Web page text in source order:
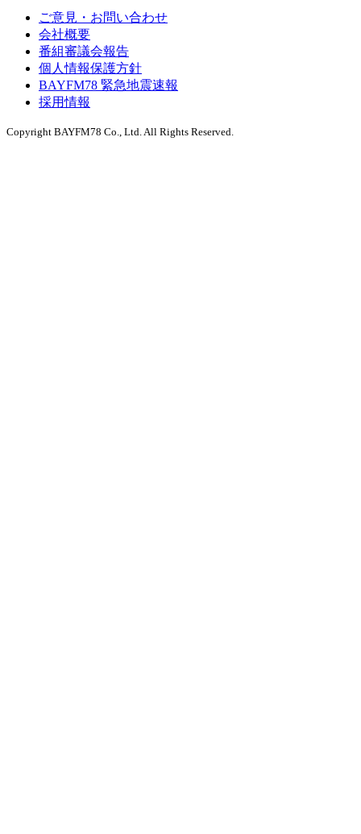
ご意見・お問い合わせ
会社概要
番組審議会報告
個人情報保護方針
BAYFM78 緊急地震速報
採用情報
Copyright BAYFM78 Co., Ltd. All Rights Reserved.